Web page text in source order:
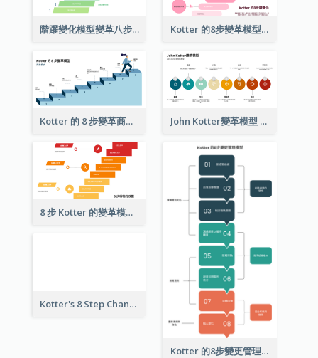
階躍變化模型變革八步曲 Kotter 的8步變革模型
Kotter 的 8 步變革商業模式 John Kotter變革模型
8 步 Kotter 的變革模型
Kotter 的8步變更管理模型
Kotter's 8 Step Change Model